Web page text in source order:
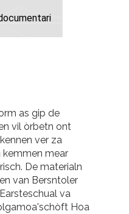
as gip de
vil òrbetn ont
ver za
mear
De materialn
van Bersntoler
va
Hoa